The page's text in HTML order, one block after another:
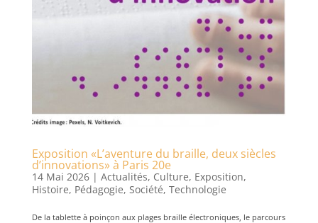
Exposition «L’aventure du braille, deux siècles
d’innovations» à Paris 20e
14 Mai 2026| Actualités, Culture, Exposition,
Histoire, Pédagogie, Société, Technologie
De la tablette à poinçon aux plages braille électroniques, le parcours